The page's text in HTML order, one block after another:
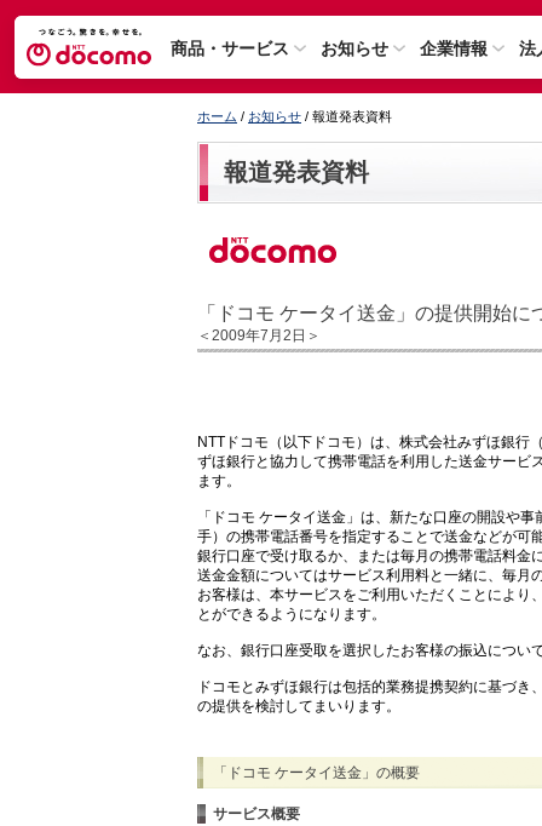
商品・サービス お知らせ 企業情報 法
ホーム / お知らせ / 報道発表資料
報道発表資料
「ドコモ ケータイ送金」の提供開始に
＜2009年7月2日＞
NTTドコモ（以下ドコモ）は、株式会社みずほ銀行
ずほ銀行と協力して携帯電話を利用した送金サービ
ます。
「ドコモ ケータイ送金」は、新たな口座の開設や
手）の携帯電話番号を指定することで送金などが可
銀行口座で受け取るか、または毎月の携帯電話料金
送金金額についてはサービス利用料と一緒に、毎月
お客様は、本サービスをご利用いただくことによ
とができるようになります。
なお、銀行口座受取を選択したお客様の振込につい
ドコモとみずほ銀行は包括的業務提携契約に基づ
の提供を検討してまいります。
「ドコモ ケータイ送金」の概要
サービス概要